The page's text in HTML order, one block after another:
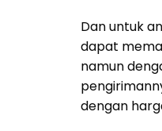
Dan untuk
dapat
namun
dengan